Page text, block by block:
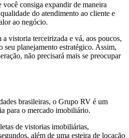
você consiga expandir de maneira
do atendimento ao cliente e
ao negócio.
a vistoria terceirizada e vá, aos poucos,
seu planejamento estratégico. Assim,
não precisará mais se preocupar
brasileiras, o Grupo RV é um
para o mercado imobiliário.
de vistorias imobiliárias,
além de uma esteira de locação